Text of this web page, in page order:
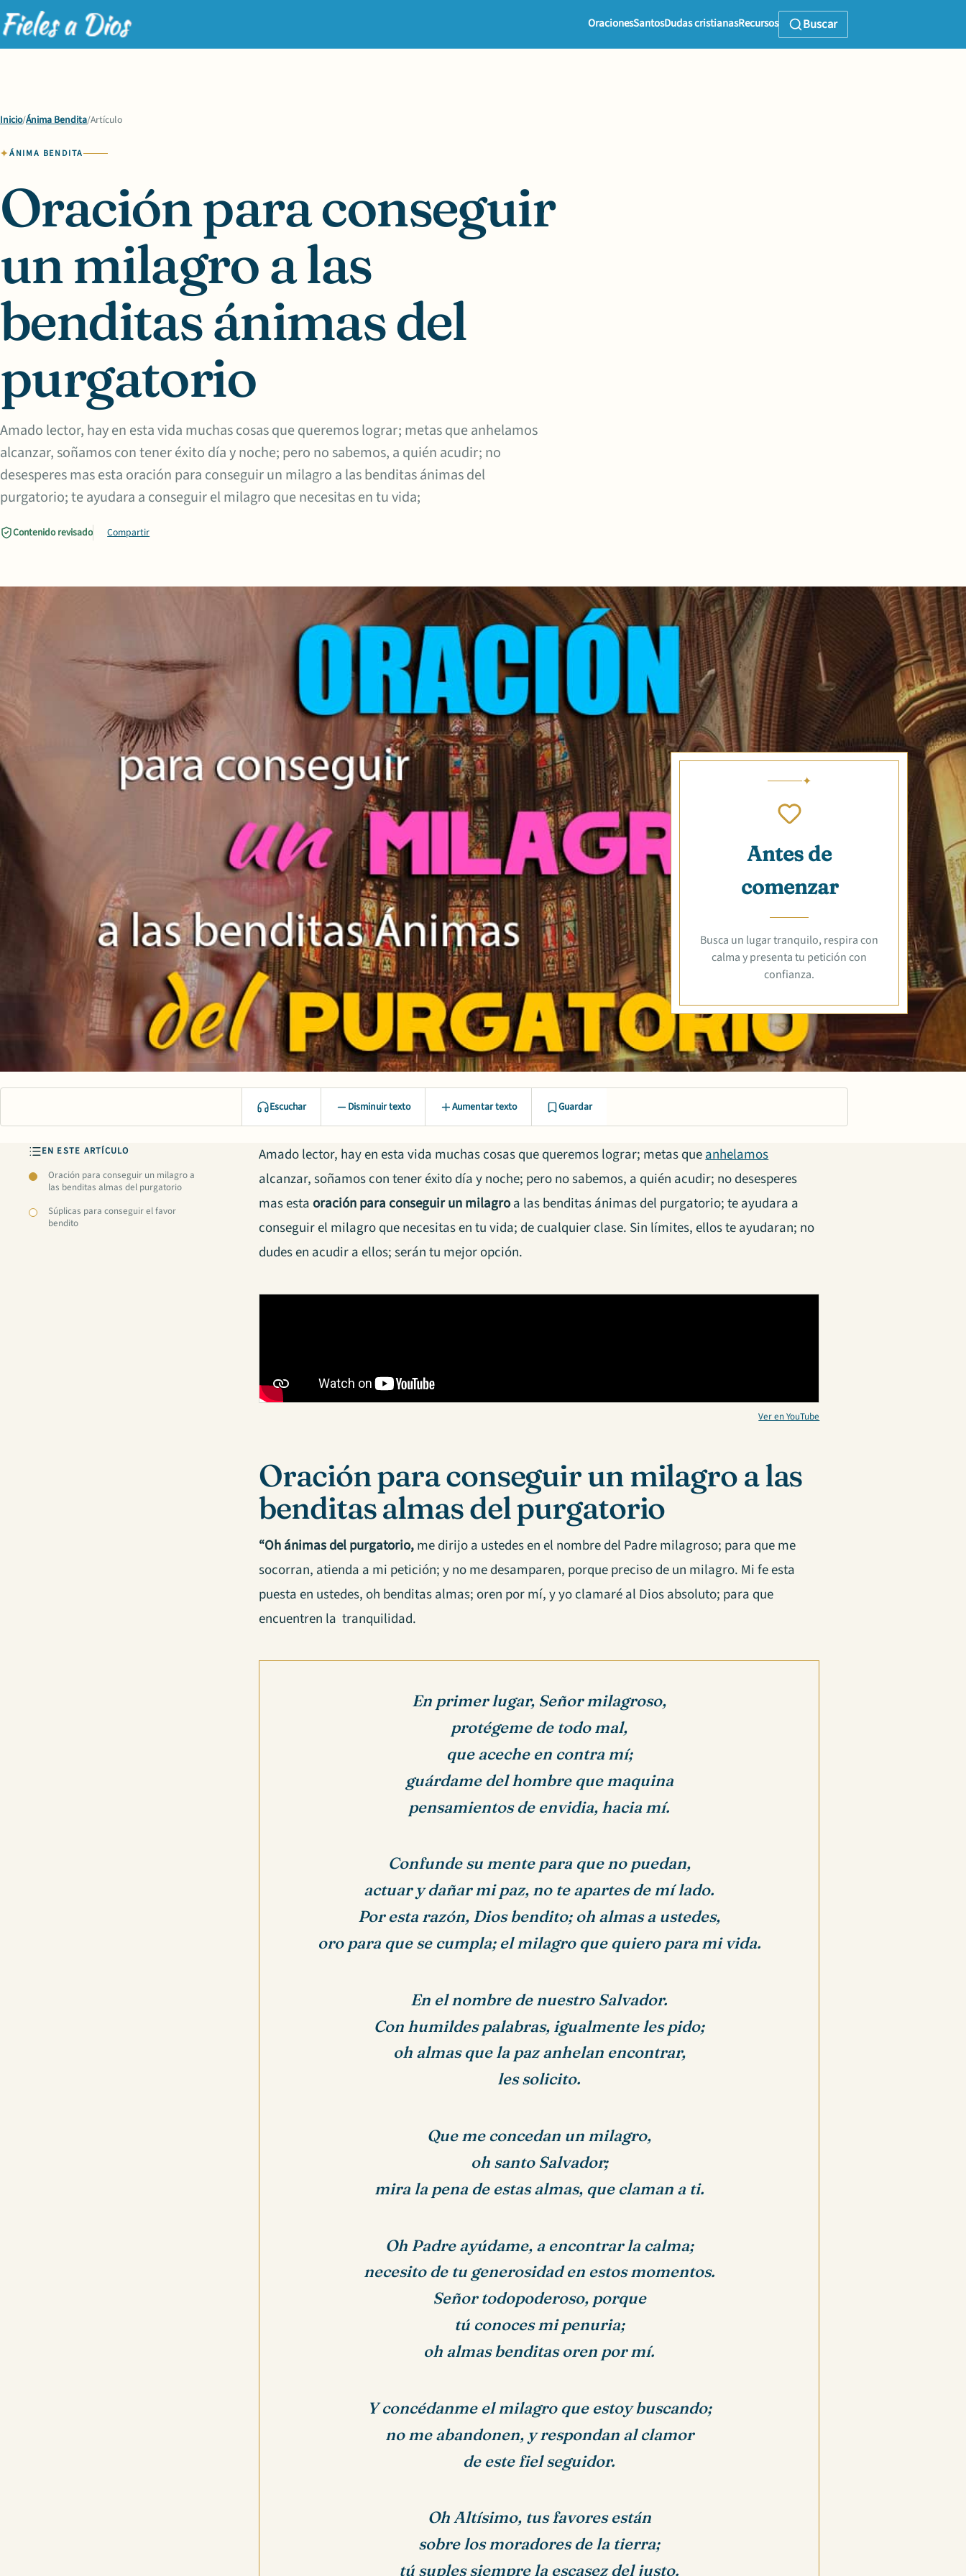
OracionesSantosDudas cristianasRecursos Buscar
Inicio/Ánima Bendita/Artículo
ÁNIMA BENDITA
Oración para conseguir
un milagro a las
benditas ánimas del
purgatorio
Amado lector, hay en esta vida muchas cosas que queremos lograr; metas que anhelamos
alcanzar, soñamos con tener éxito día y noche; pero no sabemos, a quién acudir; no
desesperes mas esta oración para conseguir un milagro a las benditas ánimas del
purgatorio; te ayudara a conseguir el milagro que necesitas en tu vida;
Contenido revisado Compartir
Antes de
comenzar
Busca un lugar tranquilo, respira con
calma y presenta tu petición con
confianza.
Escuchar Disminuir texto Aumentar texto Guardar
EN ESTE ARTÍCULO
Oración para conseguir un milagro a
las benditas almas del purgatorio
Súplicas para conseguir el favor
bendito
Amado lector, hay en esta vida muchas cosas que queremos lograr; metas queanhelamos
alcanzar, soñamos con tener éxito día y noche; pero no sabemos, a quién acudir; no desesperes
mas esta oración para conseguir un milagroa las benditas ánimas del purgatorio; te ayudara a
conseguir el milagro que necesitas en tu vida; de cualquier clase. Sin límites, ellos te ayudaran; no
dudes en acudir a ellos; serán tu mejor opción.
Ver en YouTube
Oración para conseguir un milagro a las
benditas almas del purgatorio
“Oh ánimas del purgatorio,me dirijo a ustedes en el nombre del Padre milagroso; para que me
socorran, atienda a mi petición; y no me desamparen, porque preciso de un milagro. Mi fe esta
puesta en ustedes, oh benditas almas; oren por mí, y yo clamaré al Dios absoluto; para que
encuentren la tranquilidad.
En primer lugar, Señor milagroso,
protégeme de todo mal,
que aceche en contra mí;
guárdame del hombre que maquina
pensamientos de envidia, hacia mí.
Confunde su mente para que no puedan,
actuar y dañar mi paz, no te apartes de mí lado.
Por esta razón, Dios bendito; oh almas a ustedes,
oro para que se cumpla; el milagro que quiero para mi vida.
En el nombre de nuestro Salvador.
Con humildes palabras, igualmente les pido;
oh almas que la paz anhelan encontrar,
les solicito.
Que me concedan un milagro,
oh santo Salvador;
mira la pena de estas almas, que claman a ti.
Oh Padre ayúdame, a encontrar la calma;
necesito de tu generosidad en estos momentos.
Señor todopoderoso, porque
tú conoces mi penuria;
oh almas benditas oren por mí.
Y concédanme el milagro que estoy buscando;
no me abandonen, y respondan al clamor
de este fiel seguidor.
Oh Altísimo, tus favores están
sobre los moradores de la tierra;
tú suples siempre la escasez del justo.